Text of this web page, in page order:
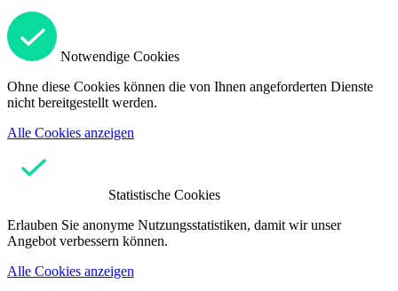
Notwendige Cookies
Ohne diese Cookies können die von Ihnen angeforderten Dienste
nicht bereitgestellt werden.
Alle Cookies anzeigen
Statistische Cookies
Erlauben Sie anonyme Nutzungsstatistiken, damit wir unser
Angebot verbessern können.
Alle Cookies anzeigen